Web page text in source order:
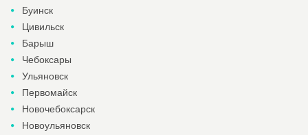
Буинск
Цивильск
Барыш
Чебоксары
Ульяновск
Первомайск
Новочебоксарск
Новоульяновск